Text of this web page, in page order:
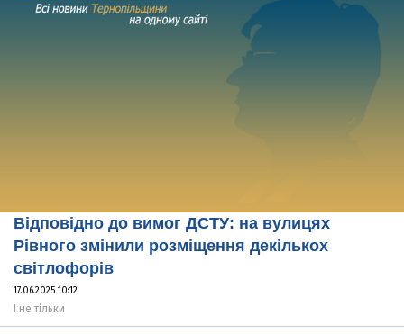
Відповідно до вимог ДСТУ: на вулицях
Рівного змінили розміщення декількох
світлофорів
17.06.2025 10:12
І не тільки